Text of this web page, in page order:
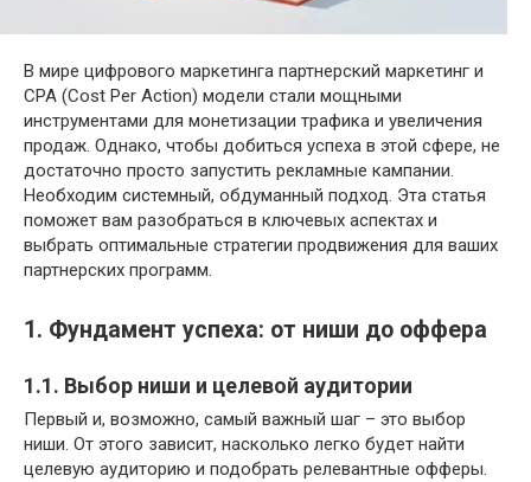
В мире цифрового маркетинга партнерский маркетинг и
CPA (Cost Per Action) модели стали мощными
инструментами для монетизации трафика и увеличения
продаж. Однако, чтобы добиться успеха в этой сфере, не
достаточно просто запустить рекламные кампании.
Необходим системный, обдуманный подход. Эта статья
поможет вам разобраться в ключевых аспектах и
выбрать оптимальные стратегии продвижения для ваших
партнерских программ.
1. Фундамент успеха: от ниши до оффера
1.1. Выбор ниши и целевой аудитории
Первый и, возможно, самый важный шаг – это выбор
ниши. От этого зависит, насколько легко будет найти
целевую аудиторию и подобрать релевантные офферы.